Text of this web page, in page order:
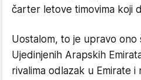
čarter letove timovima koji
Uostalom, to je upravo ono
Ujedinjenih Arapskih
rivalima odlazak u Emirate